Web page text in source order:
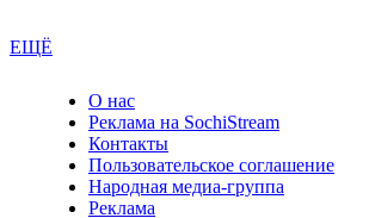
ЕЩЁ
О нас
Реклама на SochiStream
Контакты
Пользовательское соглашение
Народная медиа-группа
Реклама